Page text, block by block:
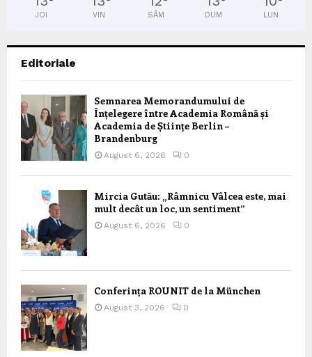
JOI VIN SÂM DUM LUN
Editoriale
Semnarea Memorandumului de
Înțelegere între Academia Română și
Academia de Științe Berlin –
Brandenburg
August 6, 2026 0
Mircia Gutău: „Râmnicu Vâlcea este, mai
mult decât un loc, un sentiment”
August 6, 2026 0
Conferința ROUNIT de la München
August 3, 2026 0